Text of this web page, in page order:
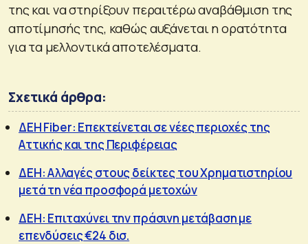
της και να στηρίξουν περαιτέρω αναβάθμιση της
αποτίμησής της, καθώς αυξάνεται η ορατότητα
για τα μελλοντικά αποτελέσματα.
Σχετικά άρθρα:
ΔΕΗ Fiber: Επεκτείνεται σε νέες περιοχές της
Αττικής και της Περιφέρειας
ΔΕΗ: Αλλαγές στους δείκτες του Χρηματιστηρίου
μετά τη νέα προσφορά μετοχών
ΔΕΗ: Επιταχύνει την πράσινη μετάβαση με
επενδύσεις €24 δισ.